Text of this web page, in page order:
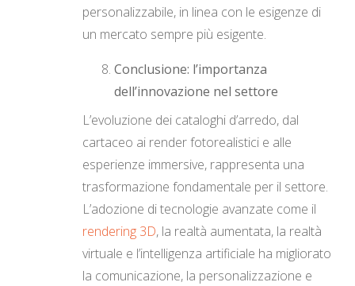
personalizzabile, in linea con le esigenze di
un mercato sempre più esigente.
Conclusione: l’importanza
dell’innovazione nel settore
L’evoluzione dei cataloghi d’arredo, dal
cartaceo ai render fotorealistici e alle
esperienze immersive, rappresenta una
trasformazione fondamentale per il settore.
L’adozione di tecnologie avanzate come il
rendering 3D, la realtà aumentata, la realtà
virtuale e l’intelligenza artificiale ha migliorato
la comunicazione, la personalizzazione e